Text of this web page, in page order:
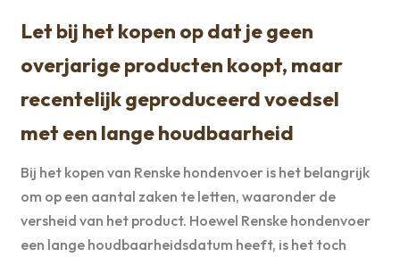
Let bij het kopen op dat je geen
overjarige producten koopt, maar
recentelijk geproduceerd voedsel
met een lange houdbaarheid
Bij het kopen van Renske hondenvoer is het belangrijk
om op een aantal zaken te letten, waaronder de
versheid van het product. Hoewel Renske hondenvoer
een lange houdbaarheidsdatum heeft, is het toch